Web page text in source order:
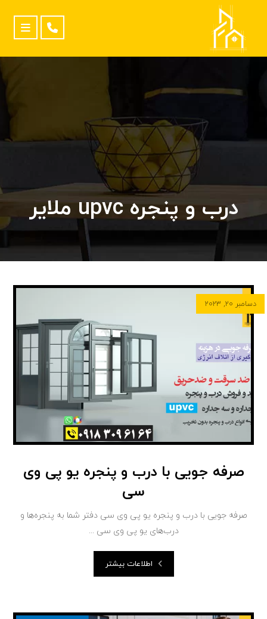
درب و پنجره upvc ملایر
صرفه جویی با درب و پنجره یو پی وی
سی
دسامبر ۲۰, ۲۰۲۳
صرفه جویی با درب و پنجره یو پی وی سی دفتر شما به پنجره‌ها و
درب‌های یو پی وی سی ...
اطلاعات بیشتر